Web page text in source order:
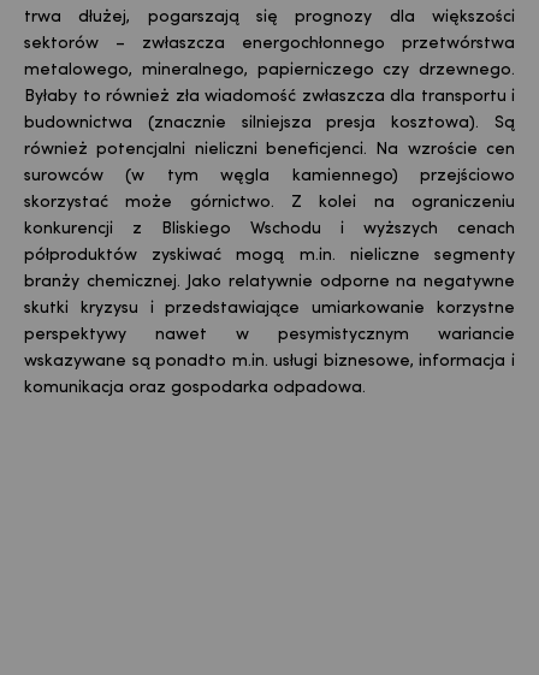
trwa dłużej, pogarszają się prognozy dla większości
sektorów – zwłaszcza energochłonnego przetwórstwa
metalowego, mineralnego, papierniczego czy drzewnego.
Byłaby to również zła wiadomość zwłaszcza dla transportu i
budownictwa (znacznie silniejsza presja kosztowa). Są
również potencjalni nieliczni beneficjenci. Na wzroście cen
surowców (w tym węgla kamiennego) przejściowo
skorzystać może górnictwo. Z kolei na ograniczeniu
konkurencji z Bliskiego Wschodu i wyższych cenach
półproduktów zyskiwać mogą m.in. nieliczne segmenty
branży chemicznej. Jako relatywnie odporne na negatywne
skutki kryzysu i przedstawiające umiarkowanie korzystne
perspektywy nawet w pesymistycznym wariancie
wskazywane są ponadto m.in. usługi biznesowe, informacja i
komunikacja oraz gospodarka odpadowa.